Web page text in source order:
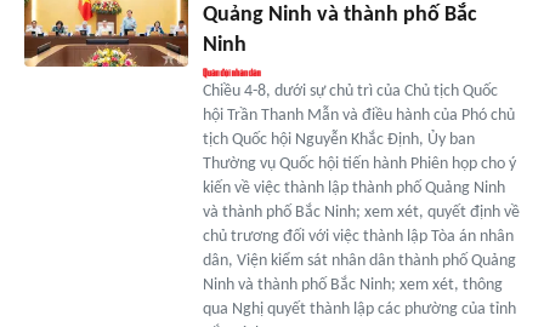
Quảng Ninh và thành phố Bắc
Ninh
Chiều 4-8, dưới sự chủ trì của Chủ tịch Quốc
hội Trần Thanh Mẫn và điều hành của Phó chủ
tịch Quốc hội Nguyễn Khắc Định, Ủy ban
Thường vụ Quốc hội tiến hành Phiên họp cho ý
kiến về việc thành lập thành phố Quảng Ninh
và thành phố Bắc Ninh; xem xét, quyết định về
chủ trương đối với việc thành lập Tòa án nhân
dân, Viện kiểm sát nhân dân thành phố Quảng
Ninh và thành phố Bắc Ninh; xem xét, thông
qua Nghị quyết thành lập các phường của tỉnh